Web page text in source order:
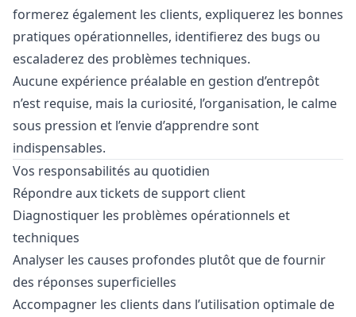
formerez également les clients, expliquerez les bonnes
pratiques opérationnelles, identifierez des bugs ou
escaladerez des problèmes techniques.
Aucune expérience préalable en gestion d’entrepôt
n’est requise, mais la curiosité, l’organisation, le calme
sous pression et l’envie d’apprendre sont
indispensables.
Vos responsabilités au quotidien
Répondre aux tickets de support client
Diagnostiquer les problèmes opérationnels et
techniques
Analyser les causes profondes plutôt que de fournir
des réponses superficielles
Accompagner les clients dans l’utilisation optimale de